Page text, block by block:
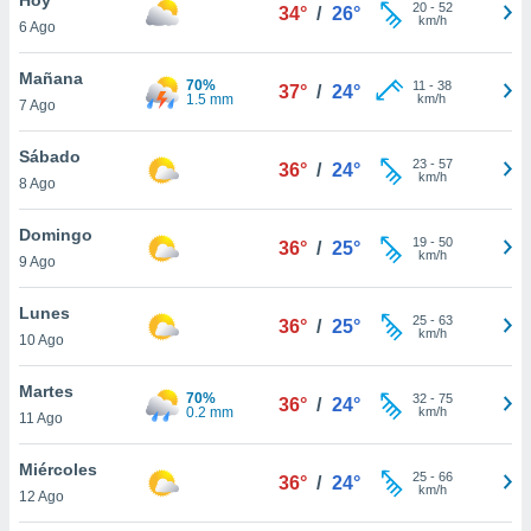
y
en
más
de
6 Ago
34° / 26° 20- 52
km/h
Mañana
7 Ago
70%
1.5 mm
37° / 24° 11 - 38
km/h
Sábado
8 Ago
36° / 24° 23- 57
km/h
Domingo
9 Ago
36° / 25° 19- 50
km/h
Lunes
10 Ago
36° / 25° 25- 63
km/h
Martes
11 Ago
70%
0.2 mm
36° / 24° 32- 75
km/h
Miércoles
12 Ago
36° / 24° 25- 66
km/h